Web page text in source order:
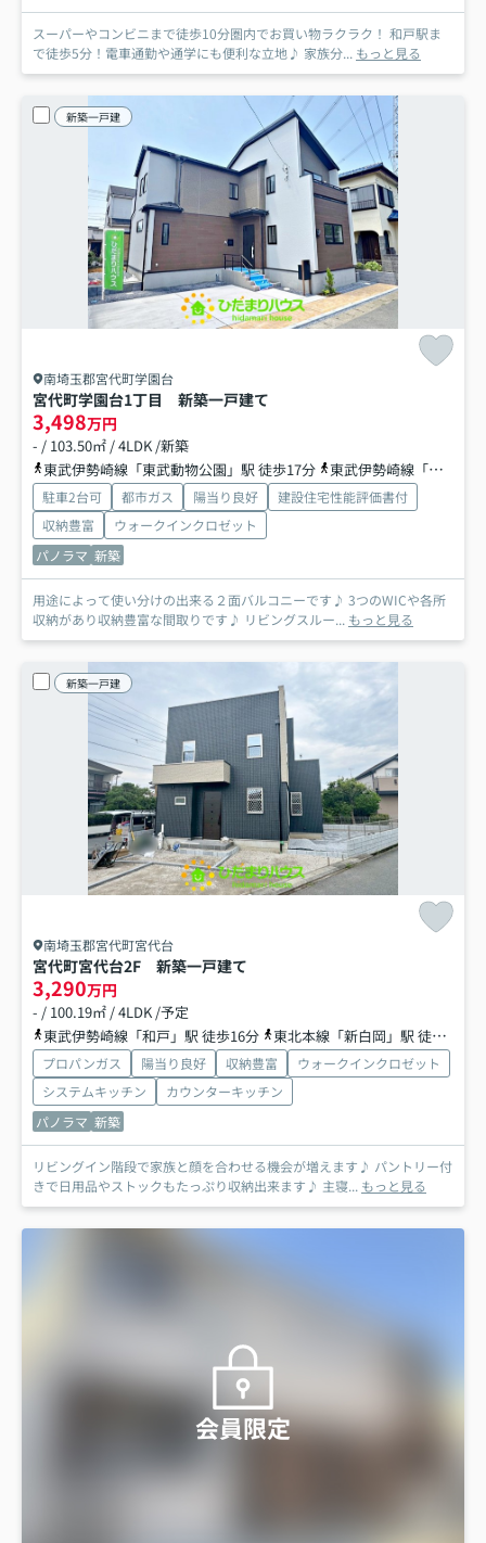
スーパーやコンビニまで徒歩10分圏内でお買い物ラクラク！ 和戸駅ま
で徒歩5分！電車通勤や通学にも便利な立地♪ 家族分... もっと見る
新築一戸建
南埼玉郡宮代町学園台
宮代町学園台1丁目 新築一戸建て
3,498万円
- / 103.50㎡ / 4LDK /新築
東武伊勢崎線「東武動物公園」駅 徒歩17分
東武伊勢崎線「和戸」駅 徒歩25分
駐車2台可 都市ガス 陽当り良好
建設住宅性能評価書付
収納豊富
ウォークインクロゼット
パノラマ 新築
用途によって使い分けの出来る２面バルコニーです♪ 3つのWICや各所
収納があり収納豊富な間取りです♪ リビングスルー... もっと見る
新築一戸建
南埼玉郡宮代町宮代台
宮代町宮代台2F 新築一戸建て
3,290万円
- / 100.19㎡ / 4LDK /予定
東武伊勢崎線「和戸」駅 徒歩16分
東北本線「新白岡」駅 徒歩25分車10分
プロパンガス 陽当り良好 収納豊富
ウォークインクロゼット
システムキッチン
カウンターキッチン
パノラマ 新築
リビングイン階段で家族と顔を合わせる機会が増えます♪ パントリー付
きで日用品やストックもたっぷり収納出来ます♪ 主寝... もっと見る
会員限定